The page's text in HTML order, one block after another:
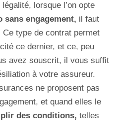
lorsque l’on opte
sans engagement, il faut
type de contrat permet
ce dernier, et ce, peu
avez souscrit, il vous suffit
à votre assureur.
ne proposent pas
et quand elles le
des conditions, telles